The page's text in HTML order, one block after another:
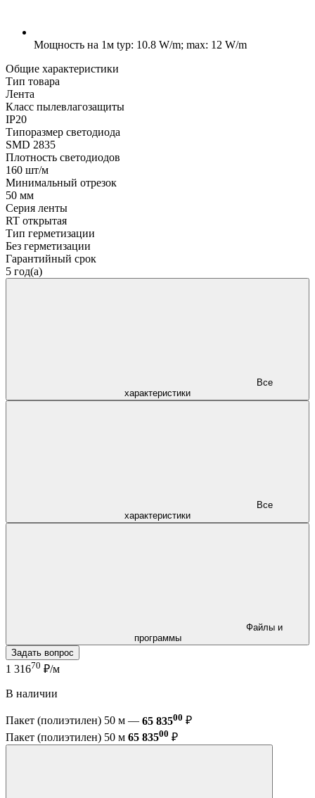
Мощность на 1м typ: 10.8 W/m; max: 12 W/m
Общие характеристики
Тип товара
Лента
Класс пылевлагозащиты
IP20
Типоразмер светодиода
SMD 2835
Плотность светодиодов
160 шт/м
Минимальный отрезок
50 мм
Серия ленты
RT открытая
Тип герметизации
Без герметизации
Гарантийный срок
5 год(а)
характеристики
характеристики
программы
Задать вопрос
1 31670 ₽/м
В наличии
Пакет (полиэтилен) 50 м — 65 83500 ₽
Пакет (полиэтилен) 50 м 65 83500 ₽